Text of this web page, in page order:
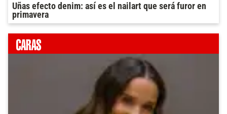
Uñas efecto denim: así es el nailart que será furor en
primavera